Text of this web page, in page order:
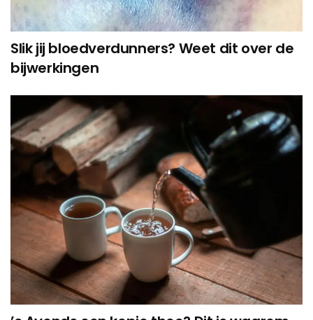
Slik jij bloedverdunners? Weet dit over de
bijwerkingen